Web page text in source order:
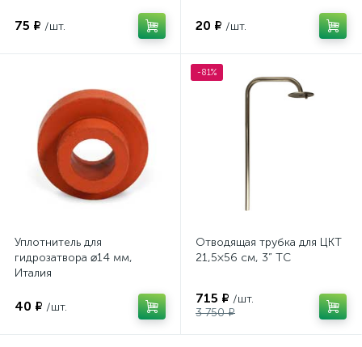
75 ₽ /шт. 20 ₽ /шт.
Уплотнитель для
гидрозатвора ⌀14 мм,
Италия
40 ₽ /шт.
-81%
Отводящая трубка для ЦКТ
21,5×56 см, 3” TC
715 ₽ /шт.
3 750 ₽